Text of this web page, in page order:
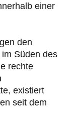
einer
den
Süden des
rechte
existiert
seit dem